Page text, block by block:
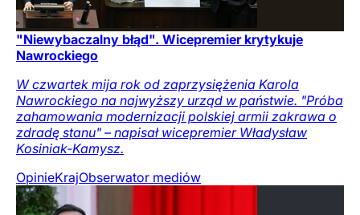
"Niewybaczalny błąd". Wicepremier krytykuje
Nawrockiego
W czwartek mija rok od zaprzysiężenia Karola
Nawrockiego na najwyższy urząd w państwie. "Próba
zahamowania modernizacji polskiej armii zakrawa o
zdradę stanu" – napisał wicepremier Władysław
Kosiniak-Kamysz.
OpinieKrajObserwator mediów